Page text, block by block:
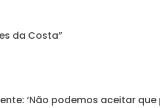
da Costa”
‘Não podemos aceitar